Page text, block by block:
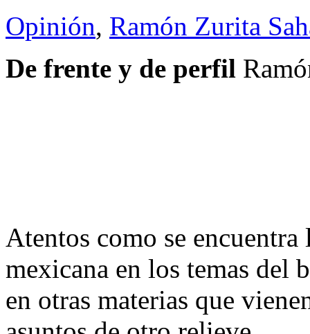
Opinión, Ramón Zurita
De frente y de perfil
Atentos como se
mexicana en los temas del
en otras materias que